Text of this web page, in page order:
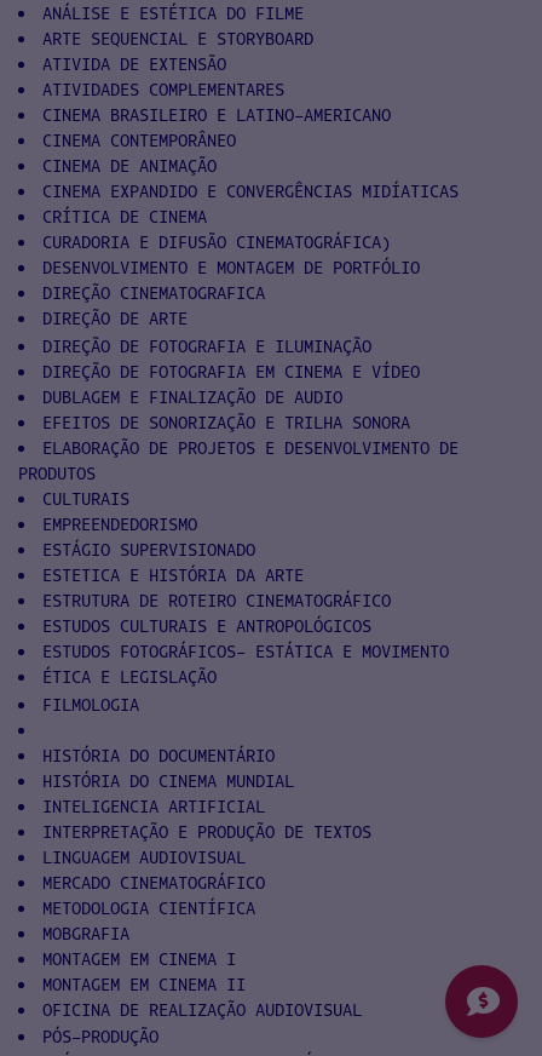
ANÁLISE E ESTÉTICA DO FILME
ARTE SEQUENCIAL E STORYBOARD
ATIVIDA DE EXTENSÃO
ATIVIDADES COMPLEMENTARES
CINEMA BRASILEIRO E LATINO-AMERICANO
CINEMA CONTEMPORÂNEO
CINEMA DE ANIMAÇÃO
CINEMA EXPANDIDO E CONVERGÊNCIAS MIDÍATICAS
CRÍTICA DE CINEMA
CURADORIA E DIFUSÃO CINEMATOGRÁFICA)
DESENVOLVIMENTO E MONTAGEM DE PORTFÓLIO
DIREÇÃO CINEMATOGRAFICA
DIREÇÃO DE ARTE
DIREÇÃO DE FOTOGRAFIA E ILUMINAÇÃO
DIREÇÃO DE FOTOGRAFIA EM CINEMA E VÍDEO
DUBLAGEM E FINALIZAÇÃO DE AUDIO
EFEITOS DE SONORIZAÇÃO E TRILHA SONORA
ELABORAÇÃO DE PROJETOS E DESENVOLVIMENTO DE
PRODUTOS
CULTURAIS
EMPREENDEDORISMO
ESTÁGIO SUPERVISIONADO
ESTETICA E HISTÓRIA DA ARTE
ESTRUTURA DE ROTEIRO CINEMATOGRÁFICO
ESTUDOS CULTURAIS E ANTROPOLÓGICOS
ESTUDOS FOTOGRÁFICOS- ESTÁTICA E MOVIMENTO
ÉTICA E LEGISLAÇÃO
FILMOLOGIA
HISTÓRIA DO DOCUMENTÁRIO
HISTÓRIA DO CINEMA MUNDIAL
INTELIGENCIA ARTIFICIAL
INTERPRETAÇÃO E PRODUÇÃO DE TEXTOS
LINGUAGEM AUDIOVISUAL
MERCADO CINEMATOGRÁFICO
METODOLOGIA CIENTÍFICA
MOBGRAFIA
MONTAGEM EM CINEMA I
MONTAGEM EM CINEMA II
OFICINA DE REALIZAÇÃO AUDIOVISUAL
PÓS-PRODUÇÃO